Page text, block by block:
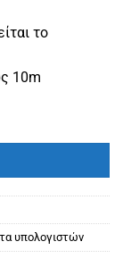
το
10m
ασύρματο,
υπολογιστών